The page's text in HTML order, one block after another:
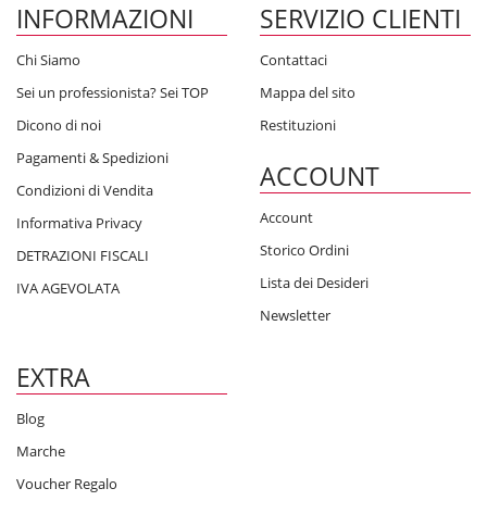
INFORMAZIONI
Chi Siamo
Sei un professionista? Sei TOP
Dicono di noi
Pagamenti & Spedizioni
Condizioni di Vendita
Informativa Privacy
DETRAZIONI FISCALI
IVA AGEVOLATA
SERVIZIO CLIENTI
Contattaci
Mappa del sito
Restituzioni
ACCOUNT
Account
Storico Ordini
Lista dei Desideri
Newsletter
EXTRA
Blog
Marche
Voucher Regalo